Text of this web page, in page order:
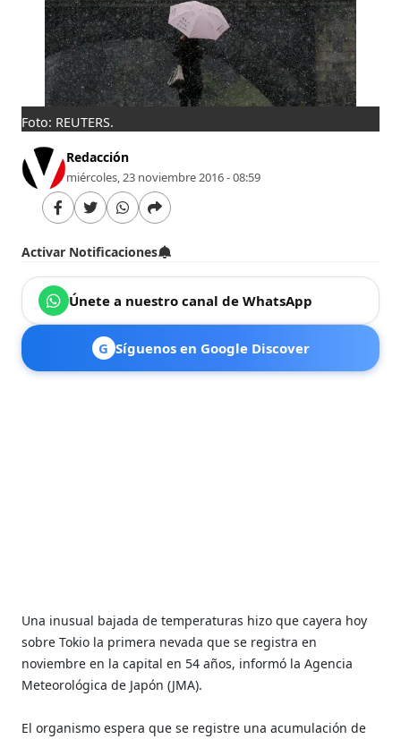
Foto: REUTERS.
Redacción
miércoles, 23 noviembre 2016 - 08:59
Activar Notificaciones
Únete a nuestro canal de WhatsApp
G Síguenos en Google Discover
Una inusual bajada de temperaturas hizo que cayera hoy
sobre Tokio la primera nevada que se registra en
noviembre en la capital en 54 años, informó la Agencia
Meteorológica de Japón (JMA).
El organismo espera que se registre una acumulación de